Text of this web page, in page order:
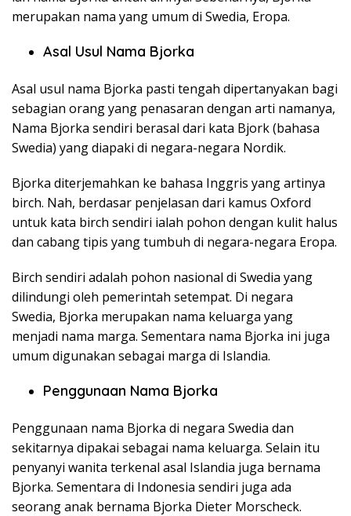
merupakan nama yang umum di Swedia, Eropa.
Asal Usul Nama Bjorka
Asal usul nama Bjorka pasti tengah dipertanyakan bagi
sebagian orang yang penasaran dengan arti namanya,
Nama Bjorka sendiri berasal dari kata Bjork (bahasa
Swedia) yang diapaki di negara-negara Nordik.
Bjorka diterjemahkan ke bahasa Inggris yang artinya
birch. Nah, berdasar penjelasan dari kamus Oxford
untuk kata birch sendiri ialah pohon dengan kulit halus
dan cabang tipis yang tumbuh di negara-negara Eropa.
Birch sendiri adalah pohon nasional di Swedia yang
dilindungi oleh pemerintah setempat. Di negara
Swedia, Bjorka merupakan nama keluarga yang
menjadi nama marga. Sementara nama Bjorka ini juga
umum digunakan sebagai marga di Islandia.
Penggunaan Nama Bjorka
Penggunaan nama Bjorka di negara Swedia dan
sekitarnya dipakai sebagai nama keluarga. Selain itu
penyanyi wanita terkenal asal Islandia juga bernama
Bjorka. Sementara di Indonesia sendiri juga ada
seorang anak bernama Bjorka Dieter Morscheck.